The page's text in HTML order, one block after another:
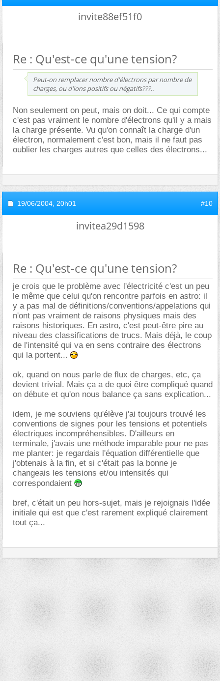
invite88ef51f0
Re : Qu'est-ce qu'une tension?
Peut-on remplacer nombre d'électrons par nombre de
charges, ou d'ions positifs ou négatifs???..
Non seulement on peut, mais on doit... Ce qui compte
c'est pas vraiment le nombre d'électrons qu'il y a mais
la charge présente. Vu qu'on connaît la charge d'un
électron, normalement c'est bon, mais il ne faut pas
oublier les charges autres que celles des électrons...
19/06/2004, 20h01 #10
invitea29d1598
Re : Qu'est-ce qu'une tension?
je crois que le problème avec l'électricité c'est un peu
le même que celui qu'on rencontre parfois en astro: il
y a pas mal de définitions/conventions/appelations qui
n'ont pas vraiment de raisons physiques mais des
raisons historiques. En astro, c'est peut-être pire au
niveau des classifications de trucs. Mais déjà, le coup
de l'intensité qui va en sens contraire des électrons
qui la portent...
ok, quand on nous parle de flux de charges, etc, ça
devient trivial. Mais ça a de quoi être compliqué quand
on débute et qu'on nous balance ça sans explication...
idem, je me souviens qu'élève j'ai toujours trouvé les
conventions de signes pour les tensions et potentiels
électriques incompréhensibles. D'ailleurs en
terminale, j'avais une méthode imparable pour ne pas
me planter: je regardais l'équation différentielle que
j'obtenais à la fin, et si c'était pas la bonne je
changeais les tensions et/ou intensités qui
correspondaient
bref, c'était un peu hors-sujet, mais je rejoignais l'idée
initiale qui est que c'est rarement expliqué clairement
tout ça...